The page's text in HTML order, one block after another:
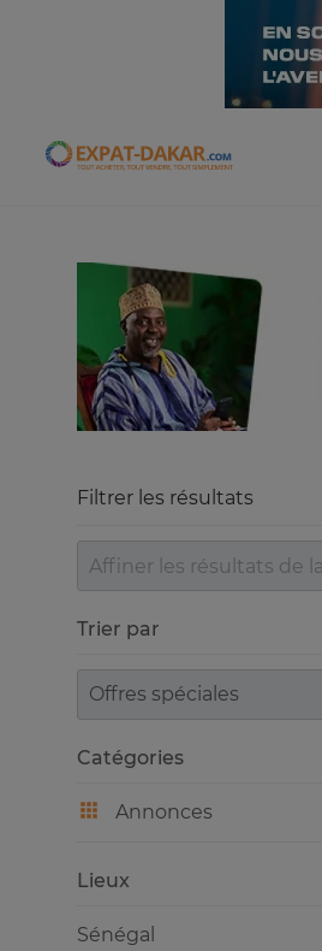
Expat-Dakar
Filtrer les résultats
Trier par
Trier par
Catégories
Annonces
Lieux
Sénégal